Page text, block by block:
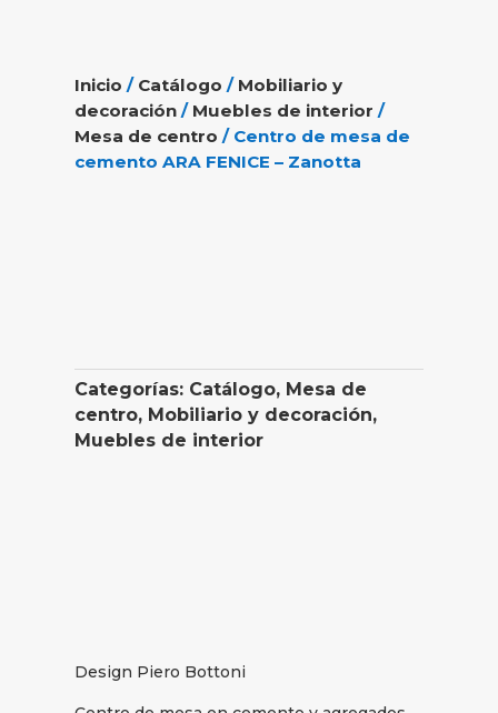
Inicio / Catálogo / Mobiliario y
decoración / Muebles de interior /
Mesa de centro / Centro de mesa de
cemento ARA FENICE – Zanotta
Categorías: Catálogo, Mesa de
centro, Mobiliario y decoración,
Muebles de interior
Design Piero Bottoni